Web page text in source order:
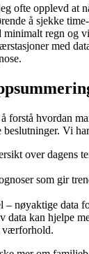
ofte opplevd at
å sjekke
minimalt regn og
med
forstå hvordan
Vi
over dagens
som gir
– nøyaktige data
data kan hjelpe
værforhold.